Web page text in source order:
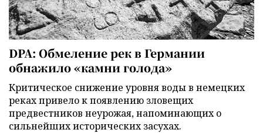
DPA: Обмеление рек в Германии
обнажило «камни голода»
Критическое снижение уровня воды в немецких
реках привело к появлению зловещих
предвестников неурожая, напоминающих о
сильнейших исторических засухах.